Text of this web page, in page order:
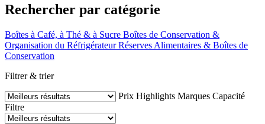
Rechercher par catégorie
Boîtes à Café, à Thé & à Sucre Boîtes de Conservation &
Organisation du Réfrigérateur Réserves Alimentaires & Boîtes de
Conservation
Filtrer & trier
Prix Highlights Marques Capacité
Filtre